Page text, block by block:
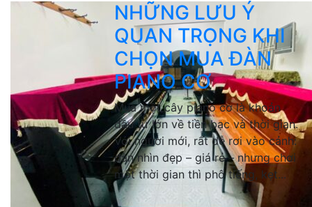
NHỮNG LƯU Ý
QUAN TRỌNG KHI
CHỌN MUA ĐÀN
PIANO CƠ
Mua một cây piano cơ là khoản
đầu tư lớn về tiền bạc và thời gian.
Với người mới, rất dễ rơi vào cảnh:
đàn nhìn đẹp – giá rẻ – nhưng chơi
một thời gian thì phô tiếng, kẹt...